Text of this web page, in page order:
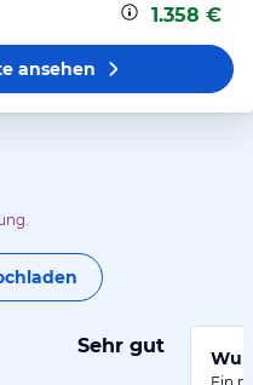
1.358 €
ansehen
Sehr gut